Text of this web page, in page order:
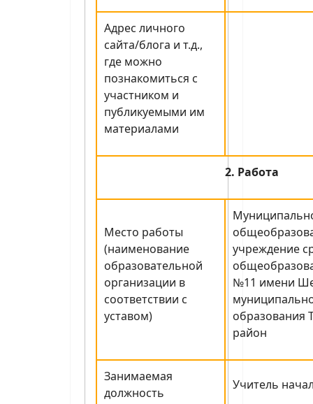
Адрес личного
сайта/блога и т.д.,
где можно
познакомиться с
участником и
публикуемыми им
материалами
2. Работа
Место работы
(наименование
образовательной
организации в
соответствии с
уставом)
учреждение
№11 имени
образования
район
Занимаемая
должность
Учитель